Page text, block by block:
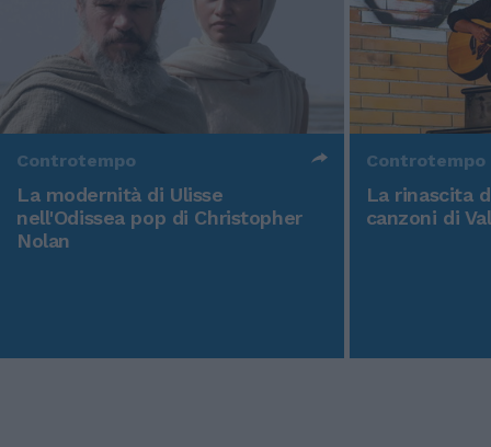
Controtempo
La modernità di Ulisse
nell'Odissea pop di Christopher
Nolan
Controtempo
La rinascita
canzoni di